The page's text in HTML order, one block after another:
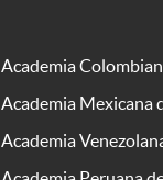
Academia
Academia Mexicana
Academia